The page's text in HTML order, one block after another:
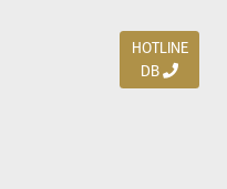
HOTLINE
DB